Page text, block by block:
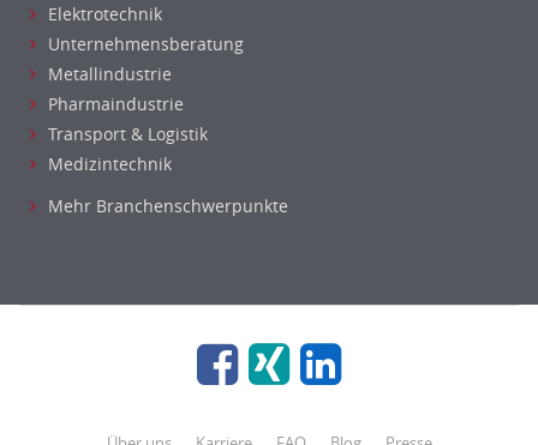
Elektrotechnik
Unternehmensberatung
Metallindustrie
Pharmaindustrie
Transport & Logistik
Medizintechnik
Mehr Branchenschwerpunkte